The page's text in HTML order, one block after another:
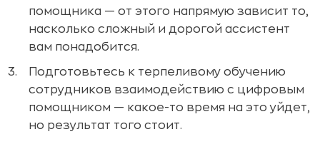
помощника — от этого напрямую зависит то,
насколько сложный и дорогой ассистент
вам понадобится.
Подготовьтесь к терпеливому обучению
сотрудников взаимодействию с цифровым
помощником — какое-то время на это уйдет,
но результат того стоит.